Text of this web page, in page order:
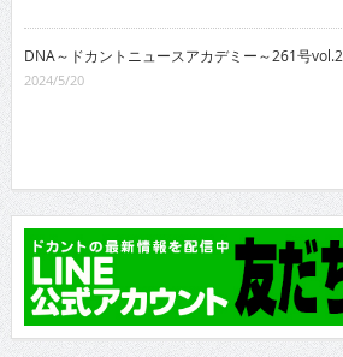
DNA～ドカントニュースアカデミー～261号vol.2
2024/5/20